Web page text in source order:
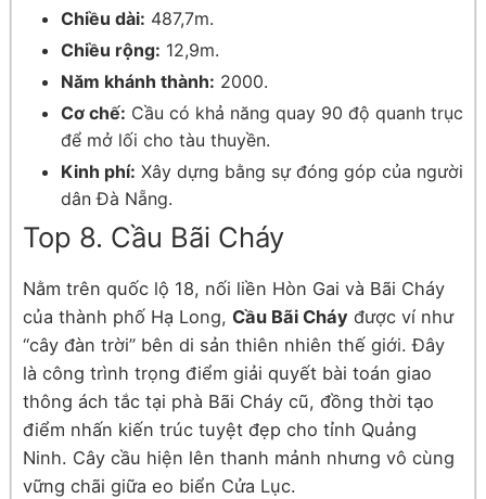
Chiều dài: 487,7m.
Chiều rộng: 12,9m.
Năm khánh thành: 2000.
Cơ chế: Cầu có khả năng quay 90 độ quanh trục
để mở lối cho tàu thuyền.
Kinh phí: Xây dựng bằng sự đóng góp của người
dân Đà Nẵng.
Top 8. Cầu Bãi Cháy
Nằm trên quốc lộ 18, nối liền Hòn Gai và Bãi Cháy
của thành phố Hạ Long, Cầu Bãi Cháy được ví như
“cây đàn trời” bên di sản thiên nhiên thế giới. Đây
là công trình trọng điểm giải quyết bài toán giao
thông ách tắc tại phà Bãi Cháy cũ, đồng thời tạo
điểm nhấn kiến trúc tuyệt đẹp cho tỉnh Quảng
Ninh. Cây cầu hiện lên thanh mảnh nhưng vô cùng
vững chãi giữa eo biển Cửa Lục.